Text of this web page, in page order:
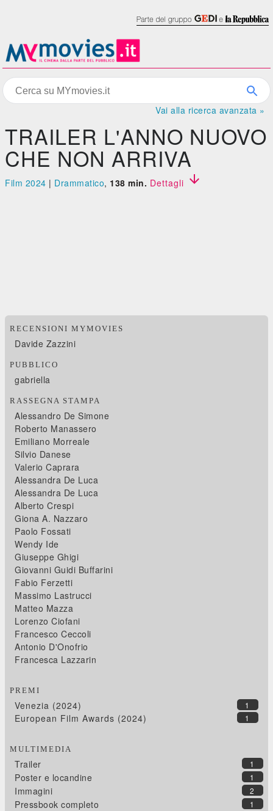
Vai alla ricerca avanzata »
TRAILER L'ANNO NUOVO
CHE NON ARRIVA
Film 2024 | Drammatico, 138 min. Dettagli 
RECENSIONI MYMOVIES
Davide Zazzini
PUBBLICO
gabriella
RASSEGNA STAMPA
Alessandro De Simone
Roberto Manassero
Emiliano Morreale
Silvio Danese
Valerio Caprara
Alessandra De Luca
Alessandra De Luca
Alberto Crespi
Giona A. Nazzaro
Paolo Fossati
Wendy Ide
Giuseppe Ghigi
Giovanni Guidi Buffarini
Fabio Ferzetti
Massimo Lastrucci
Matteo Mazza
Lorenzo Ciofani
Francesco Ceccoli
Antonio D'Onofrio
Francesca Lazzarin
PREMI
1
Venezia (2024)
1
European Film Awards (2024)
MULTIMEDIA
1
Trailer
1
Poster e locandine
2
Immagini
1
Pressbook completo